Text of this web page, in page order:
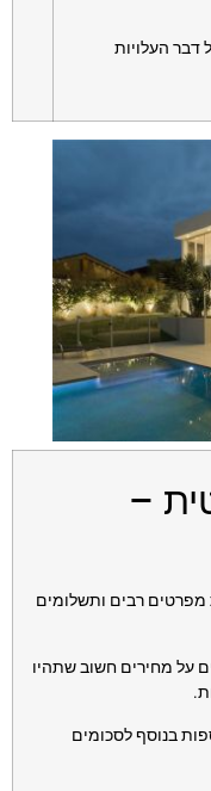
העלויות
–
מפרטים רבים ותשלומים
על מחירים חשוב שתהיו
בנוסף לסכומים